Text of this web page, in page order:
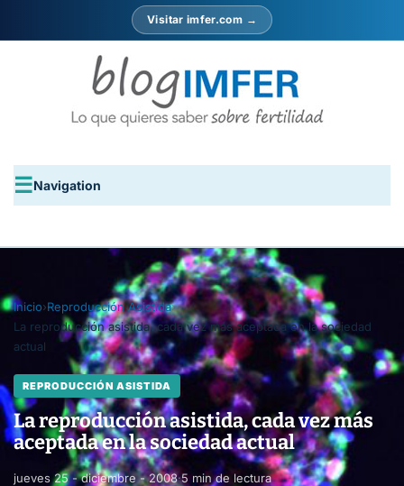
Visitar imfer.com →
Navigation
Inicio›Reproducción Asistida›
La reproducción asistida, cada vez más aceptada en la sociedad
actual
REPRODUCCIÓN ASISTIDA
La reproducción asistida, cada vez más
aceptada en la sociedad actual
jueves 25 - diciembre - 2008·5 min de lectura